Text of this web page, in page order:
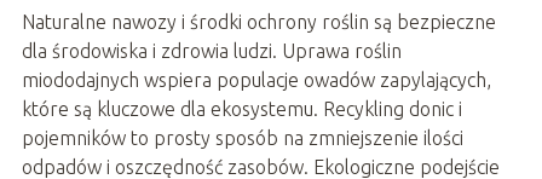
Naturalne nawozy i środki ochrony roślin są bezpieczne
dla środowiska i zdrowia ludzi. Uprawa roślin
miododajnych wspiera populacje owadów zapylających,
które są kluczowe dla ekosystemu. Recykling donic i
pojemników to prosty sposób na zmniejszenie ilości
odpadów i oszczędność zasobów. Ekologiczne podejście